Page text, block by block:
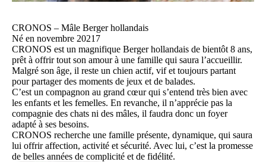
CRONOS – Mâle Berger hollandais
Né en novembre 20217
CRONOS est un magnifique Berger hollandais de bientôt 8 ans,
prêt à offrir tout son amour à une famille qui saura l’accueillir.
Malgré son âge, il reste un chien actif, vif et toujours partant
pour partager des moments de jeux et de balades.
C’est un compagnon au grand cœur qui s’entend très bien avec
les enfants et les femelles. En revanche, il n’apprécie pas la
compagnie des chats ni des mâles, il faudra donc un foyer
adapté à ses besoins.
CRONOS recherche une famille présente, dynamique, qui saura
lui offrir affection, activité et sécurité. Avec lui, c’est la promesse
de belles années de complicité et de fidélité.